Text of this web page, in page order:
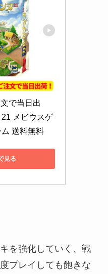
で当日出
メビウスゲ
送料無料
見る
を強化していく、戦
プレイしても飽きな